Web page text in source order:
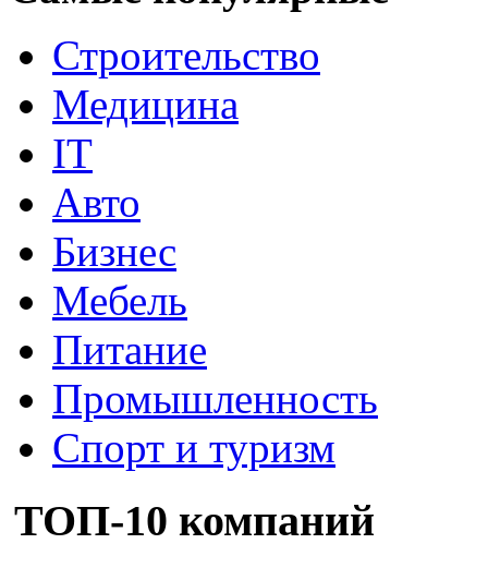
Строительство
Медицина
IT
Авто
Бизнес
Мебель
Питание
Промышленность
Спорт и туризм
ТОП-10 компаний